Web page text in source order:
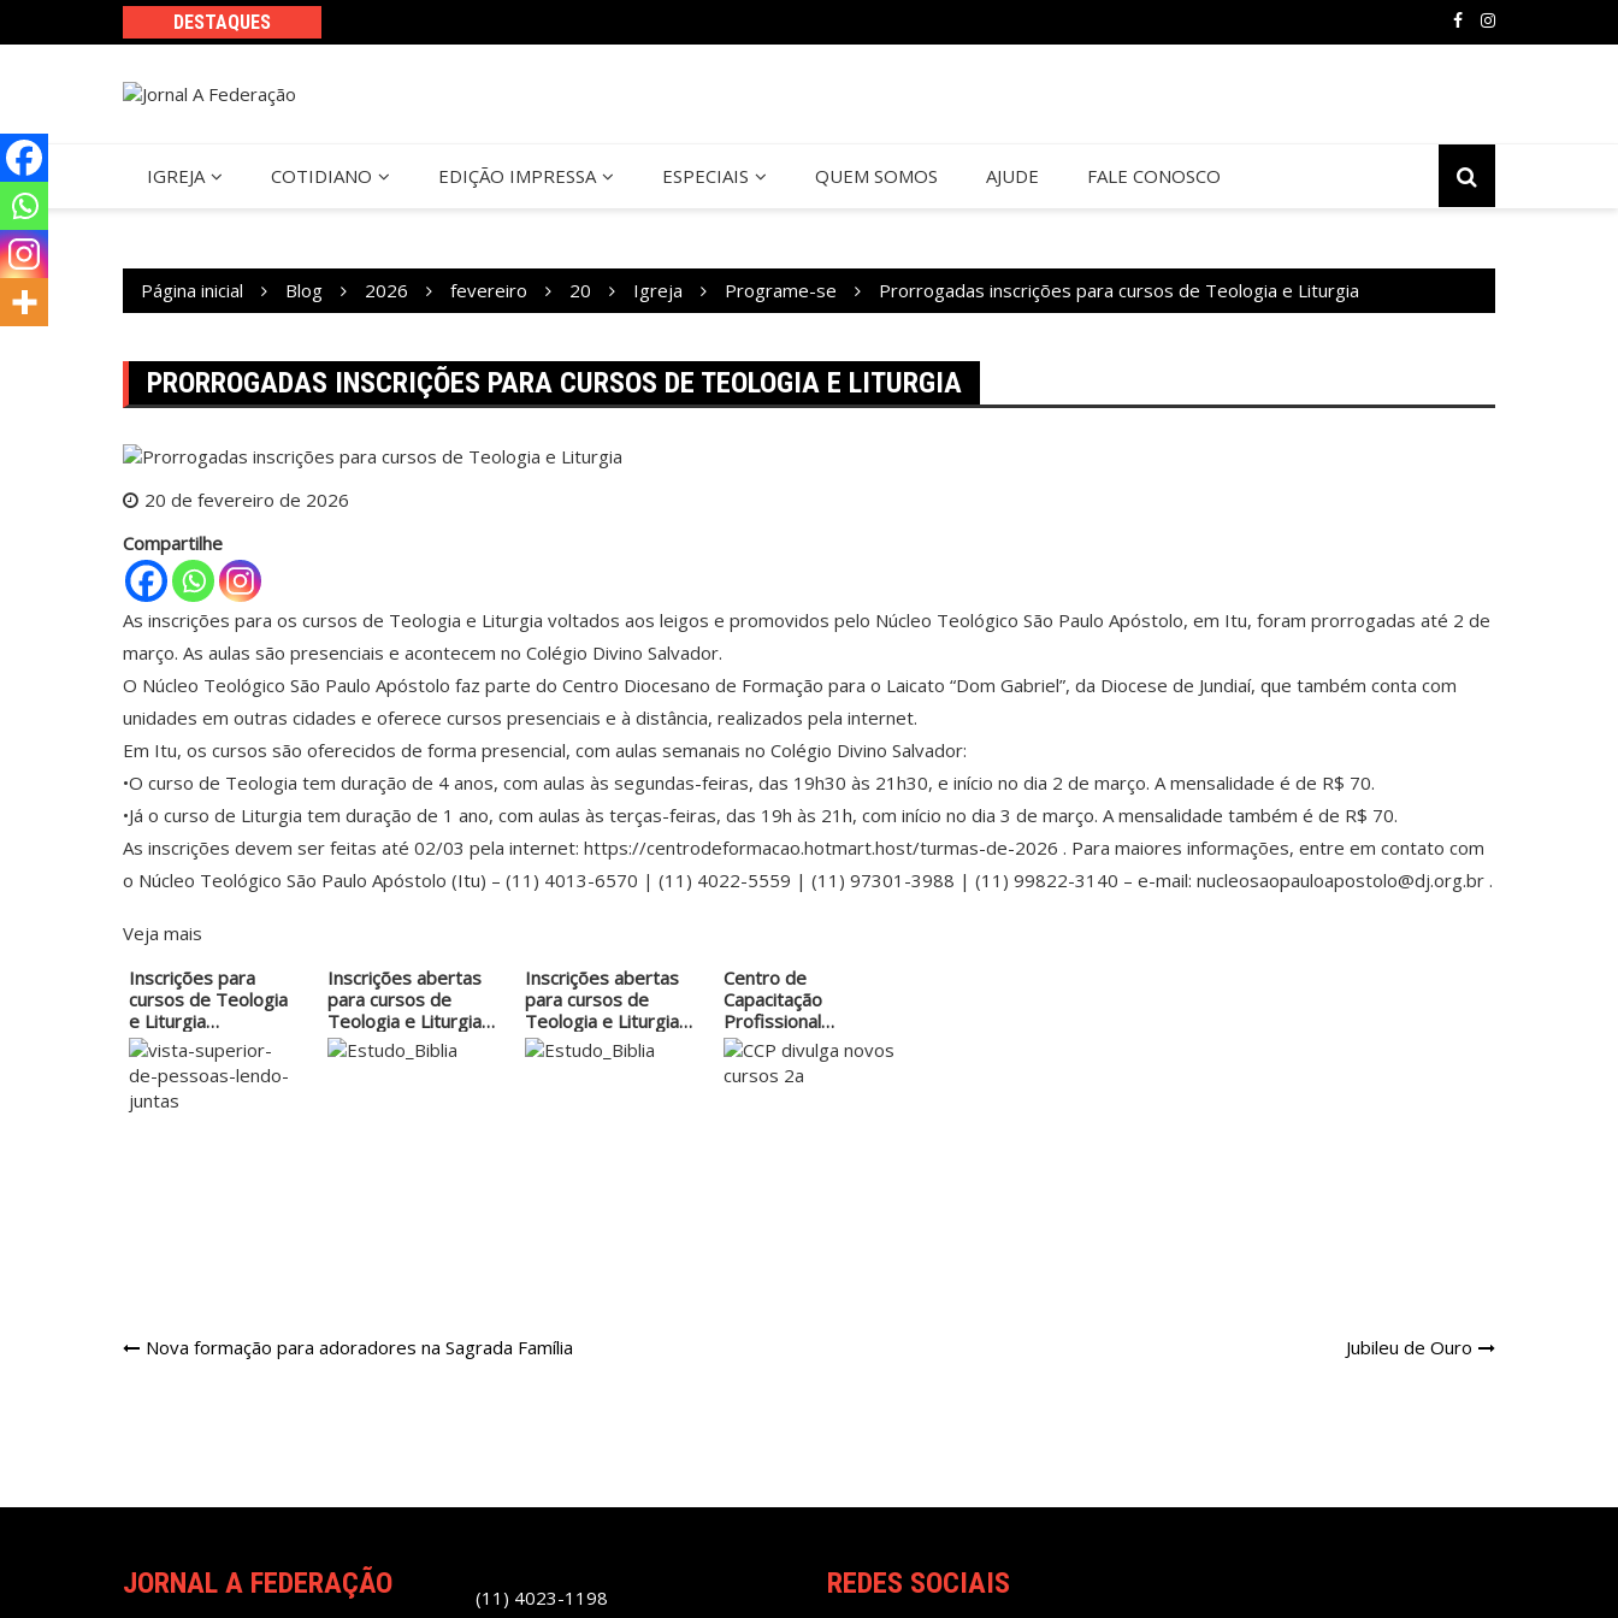
DESTAQUES
IGREJA COTIDIANO EDIÇÃO IMPRESSA ESPECIAIS QUEM SOMOS AJUDE FALE CONOSCO
Página inicial Blog 2026 fevereiro 20 Igreja Programe-se Prorrogadas inscrições para cursos de Teologia e Liturgia
PRORROGADAS INSCRIÇÕES PARA CURSOS DE TEOLOGIA E LITURGIA
20 de fevereiro de 2026
Compartilhe
As inscrições para os cursos de Teologia e Liturgia voltados aos leigos e promovidos pelo Núcleo Teológico São Paulo Apóstolo, em Itu, foram prorrogadas até 2 de
março. As aulas são presenciais e acontecem no Colégio Divino Salvador.
O Núcleo Teológico São Paulo Apóstolo faz parte do Centro Diocesano de Formação para o Laicato “Dom Gabriel”, da Diocese de Jundiaí, que também conta com
unidades em outras cidades e oferece cursos presenciais e à distância, realizados pela internet.
Em Itu, os cursos são oferecidos de forma presencial, com aulas semanais no Colégio Divino Salvador:
•O curso de Teologia tem duração de 4 anos, com aulas às segundas-feiras, das 19h30 às 21h30, e início no dia 2 de março. A mensalidade é de R$ 70.
•Já o curso de Liturgia tem duração de 1 ano, com aulas às terças-feiras, das 19h às 21h, com início no dia 3 de março. A mensalidade também é de R$ 70.
As inscrições devem ser feitas até 02/03 pela internet: https://centrodeformacao.hotmart.host/turmas-de-2026 . Para maiores informações, entre em contato com
o Núcleo Teológico São Paulo Apóstolo (Itu) – (11) 4013-6570 | (11) 4022-5559 | (11) 97301-3988 | (11) 99822-3140 – e-mail: nucleosaopauloapostolo@dj.org.br .
Veja mais
Inscrições para
cursos de Teologia
e Liturgia…
Inscrições abertas
para cursos de
Teologia e Liturgia
em Itu
Inscrições abertas
para cursos de
Teologia e Liturgia
em Itu
Centro de
Capacitação
Profissional
divulga…
Navegação
Nova formação para adoradores na Sagrada Família Jubileu de Ouro
JORNAL A FEDERAÇÃO (11) 4023-1198 REDES SOCIAIS